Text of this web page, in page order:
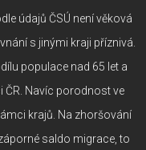
údajů ČSÚ není věková
s jinými kraji příznivá.
populace nad 65 let a
ČR. Navíc porodnost ve
krajů. Na zhoršování
saldo migrace, to